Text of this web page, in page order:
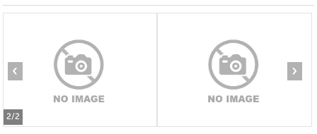
2/2
‹ ›